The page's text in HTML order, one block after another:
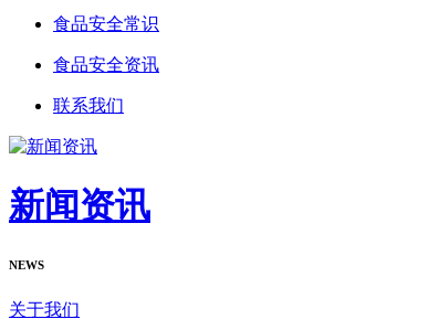
食品安全常识
食品安全资讯
联系我们
新闻资讯
NEWS
关于我们